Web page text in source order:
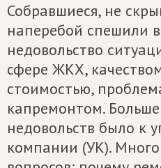
Собравшиеся, не
наперебой спешили
недовольство
сфере ЖКХ,
стоимостью,
капремонтом.
недовольств было к
компании (УК).